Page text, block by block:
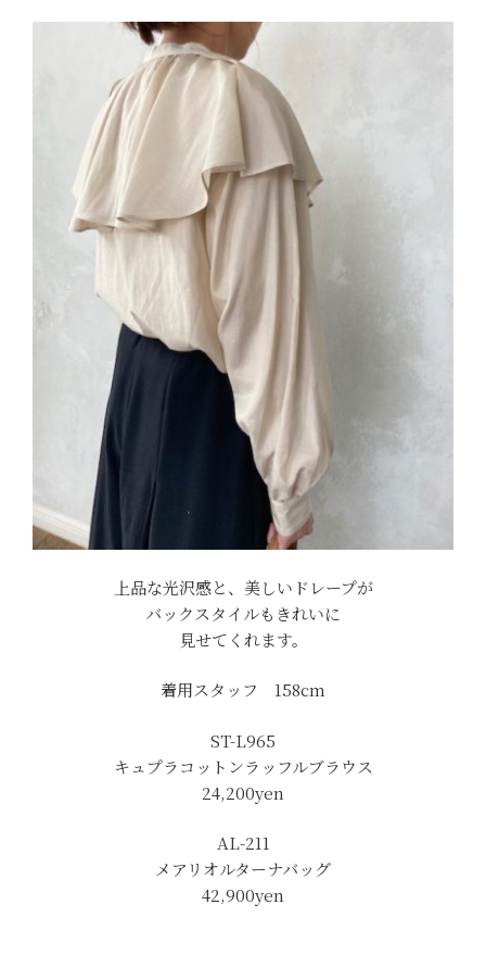
上品な光沢感と、美しいドレープが
バックスタイルもきれいに
見せてくれます。
着用スタッフ 158cm
ST-L965
キュプラコットンラッフルブラウス
24,200yen
AL-211
メアリオルターナバッグ
42,900yen